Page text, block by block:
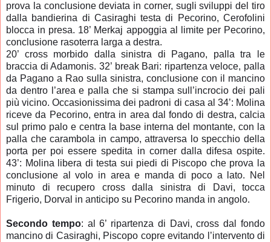
prova la conclusione deviata in corner, sugli sviluppi del tiro
dalla bandierina di Casiraghitesta di Pecorino, Cerofolini
blocca in presa. 18’ Merkaj appoggia al limite per Pecorino,
conclusione rasoterra larga a destra.
20’ cross morbido dalla sinistra di Pagano, palla tra le
braccia di Adamonis. 32’ break Bari: ripartenza veloce, palla
da Pagano a Rao sulla sinistra, conclusione con il mancino
da dentro l’area e palla che si stampa sull’incrocio dei pali
più vicino.Occasionissima dei padroni di casa al 34’: Molina
riceve da Pecorino, entra in area dal fondo di destra, calcia
sul primo palo e centra la base interna del montante, con la
palla che carambola in campo, attraversa lo specchio della
porta per poi essere spedita in corner dalla difesa ospite.
43’: Molina libera di testa sui piedi di Piscopo che prova la
conclusione al volo in area e manda di poco a lato. Nel
minuto di recupero cross dalla sinistra di Davi, tocca
Frigerio, Dorval in anticipo su Pecorino manda in angolo.
Secondo tempo: al 6’ ripartenza di Davi,cross dal fondo
mancino di Casiraghi, Piscopo copre evitando l’intervento di